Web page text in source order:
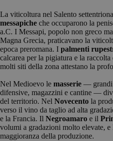
La viticoltura nel Salento
messapiche che occuparono la
a.C. I Messapi, popolo non greco
Magna Grecia, praticavano la
epoca preromana. I palmenti
calcarea per la pigiatura e la
molti siti della zona attestano la
Nel Medioevo le masserie — grandi
difensive, magazzini e cantine —
del territorio. Nel Novecento la
verso il vino da taglio ad alta
e la Francia. Il Negroamaro e il
volumi a gradazioni molto elevate,
maggioranza della produzione.